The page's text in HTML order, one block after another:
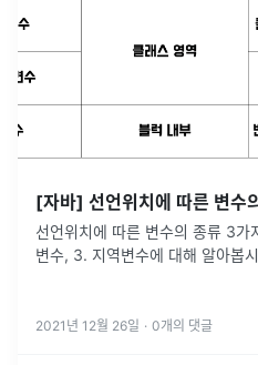
[자바] 선언위치에 따른 변수
선언위치에 따른 변수의 종류 3가
변수, 3. 지역변수에 대해 알아봅
2021년 12월 26일 · 0개의 댓글